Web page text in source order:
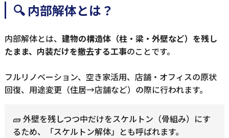
🔍 内部解体とは？
内部解体とは、 建物の構造体（柱・梁・外壁など）を残し
たまま、内装だけを撤去する工事のことです。
フルリノベーション、空き家活用、店舗・オフィスの原状
回復、用途変更（住居→店舗など）の際に行われます。
🧱 外壁を残しつつ中だけをスケルトン（骨組み）にす
るため、「スケルトン解体」とも呼ばれます。